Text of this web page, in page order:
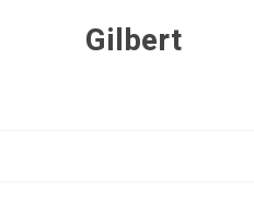
Gilbert